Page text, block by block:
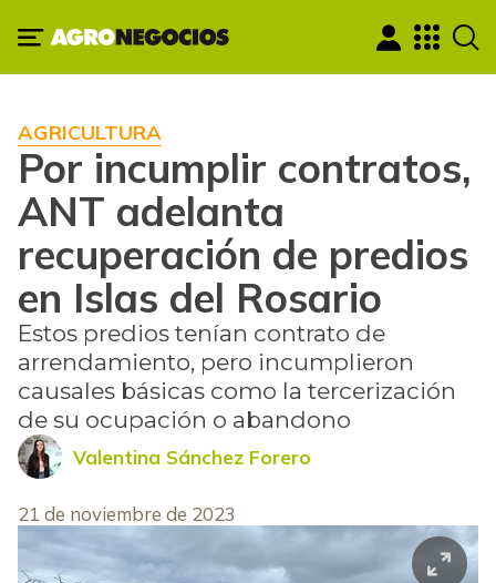
AGRICULTURA
Por incumplir contratos,
ANT adelanta
recuperación de predios
en Islas del Rosario
Estos predios tenían contrato de
arrendamiento, pero incumplieron
causales básicas como la tercerización
de su ocupación o abandono
Valentina Sánchez Forero
21 de noviembre de 2023